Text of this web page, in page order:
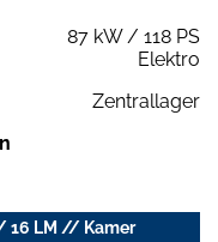
87 kW / 118 PS
Elektro
Zentrallager
16 LM // Kamer